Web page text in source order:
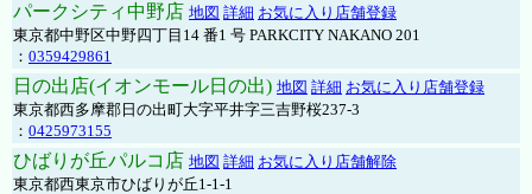
パークシティ中野店 地図 詳細 お気に入り店舗登録
東京都中野区中野四丁目14 番1 号 PARKCITY NAKANO 201
： 0359429861
日の出店(イオンモール日の出) 地図 詳細 お気に入り店舗登録
東京都西多摩郡日の出町大字平井字三吉野桜237-3
： 0425973155
ひばりが丘パルコ店 地図 詳細 お気に入り店舗解除
東京都西東京市ひばりが丘1-1-1